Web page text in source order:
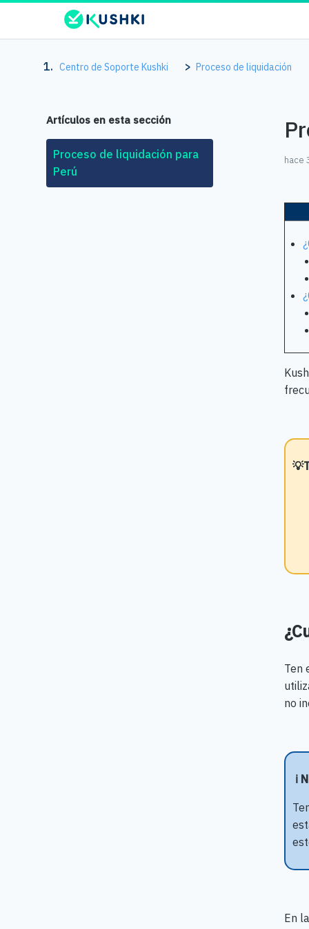
Centro de Soporte Kushki Proceso de liquidación
Artículos en esta sección
Proceso de liquidación para
Perú
hace
Ten
no
ℹ️
En